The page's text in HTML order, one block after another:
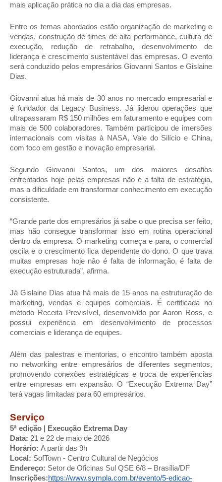
mais aplicação prática no dia a dia das empresas.
Entre os temas abordados estão organização de marketing e
vendas, construção de times de alta performance, cultura de
execução, redução de retrabalho, desenvolvimento de
liderança e crescimento sustentável das empresas. O evento
será conduzido pelos empresários Giovanni Santos e Gislaine
Dias.
Giovanni atua há mais de 30 anos no mercado empresarial e
é fundador da Legacy Business. Já liderou operações que
ultrapassaram R$ 150 milhões em faturamento e equipes com
mais de 500 colaboradores. Também participou de imersões
internacionais com visitas à NASA, Vale do Silício e China,
com foco em gestão e inovação empresarial.
Segundo Giovanni Santos, um dos maiores desafios
enfrentados hoje pelas empresas não é a falta de estratégia,
mas a dificuldade em transformar conhecimento em execução
consistente.
“Grande parte dos empresários já sabe o que precisa ser feito,
mas não consegue transformar isso em rotina operacional
dentro da empresa. O marketing começa e para, o comercial
oscila e o crescimento fica dependente do dono. O que trava
muitas empresas hoje não é falta de informação, é falta de
execução estruturada”, afirma.
Já Gislaine Dias atua há mais de 15 anos na estruturação de
marketing, vendas e equipes comerciais. É certificada no
método Receita Previsível, desenvolvido por Aaron Ross, e
possui experiência em desenvolvimento de processos
comerciais e liderança de equipes.
Além das palestras e mentorias, o encontro também aposta
no networking entre empresários de diferentes segmentos,
promovendo conexões estratégicas e troca de experiências
entre empresas em expansão. O “Execução Extrema Day”
terá vagas limitadas para 60 empresários.
Serviço
5ª edição | Execução Extrema Day
Data: 21 e 22 de maio de 2026
Horário: A partir das 9h
Local: SofTown - Centro Cultural de Negócios
Endereço: Setor de Oficinas Sul QSE 6/8 – Brasília/DF
Inscrições:https://www.sympla.com.br/evento/5-edicao-